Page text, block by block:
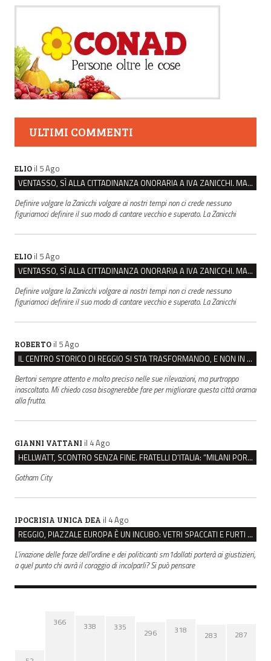
ULTIMI COMMENTI
ELIO il 5 Ago
VENTASSO, SÌ ALLA CITTADINANZA ONORARIA A IVA ZANICCHI. MA BARGIACCHI: “È DI PESSIMO GUSTO”
Definire volgare la Zanicchi volgare ai nostri tempi non ci crede nessuno
figuriamoci definire il suo modo di cantare vecchio e superato. La Zanicchi
ELIO il 5 Ago
VENTASSO, SÌ ALLA CITTADINANZA ONORARIA A IVA ZANICCHI. MA BARGIACCHI: “È DI PESSIMO GUSTO”
Definire volgare la Zanicchi volgare ai nostri tempi non ci crede nessuno
figuriamoci definire il suo modo di cantare vecchio e superato. La Zanicchi
ROBERTO il 5 Ago
IL CENTRO STORICO DI REGGIO SI STA TRASFORMANDO, E NON IN MEGLIO
Bertoni sempre attento e molto preciso nelle sue rilevazioni, ma purtroppo
inascoltato. Mi chiedo cosa bisognerebbe fare per migliorare questa città oramai
alla frutta.
GIANNI VATTANI il 4 Ago
HELLWATT, SCONTRO SENZA FINE. FRATELLI D’ITALIA: “MILANI PORTA DOCUMENTI, DE FRANCO INSULTI”
Gotham City
IPOCRISIA UNICA DEA il 4 Ago
REGGIO, PIAZZALE EUROPA È UN INCUBO: VETRI SPACCATI E FURTI SULLE AUTO IN SOSTA
L'inazione delle forze dell'ordine e dei politicanti sm1dollati porterà ai giustizieri,
a quel punto chi avrà il coraggio di incolparli? Si può pensare
366 338 335
296 318 283 287